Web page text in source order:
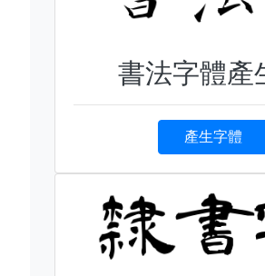
書法字體產
產生字體